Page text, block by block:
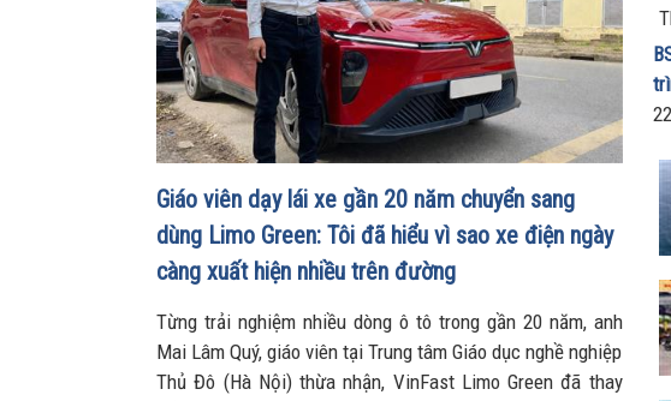
Giáo viên dạy lái xe gần 20 năm chuyển sang
dùng Limo Green: Tôi đã hiểu vì sao xe điện ngày
càng xuất hiện nhiều trên đường
Từng trải nghiệm nhiều dòng ô tô trong gần 20 năm, anh
Mai Lâm Quý, giáo viên tại Trung tâm Giáo dục nghề nghiệp
Thủ Đô (Hà Nội) thừa nhận, VinFast Limo Green đã thay